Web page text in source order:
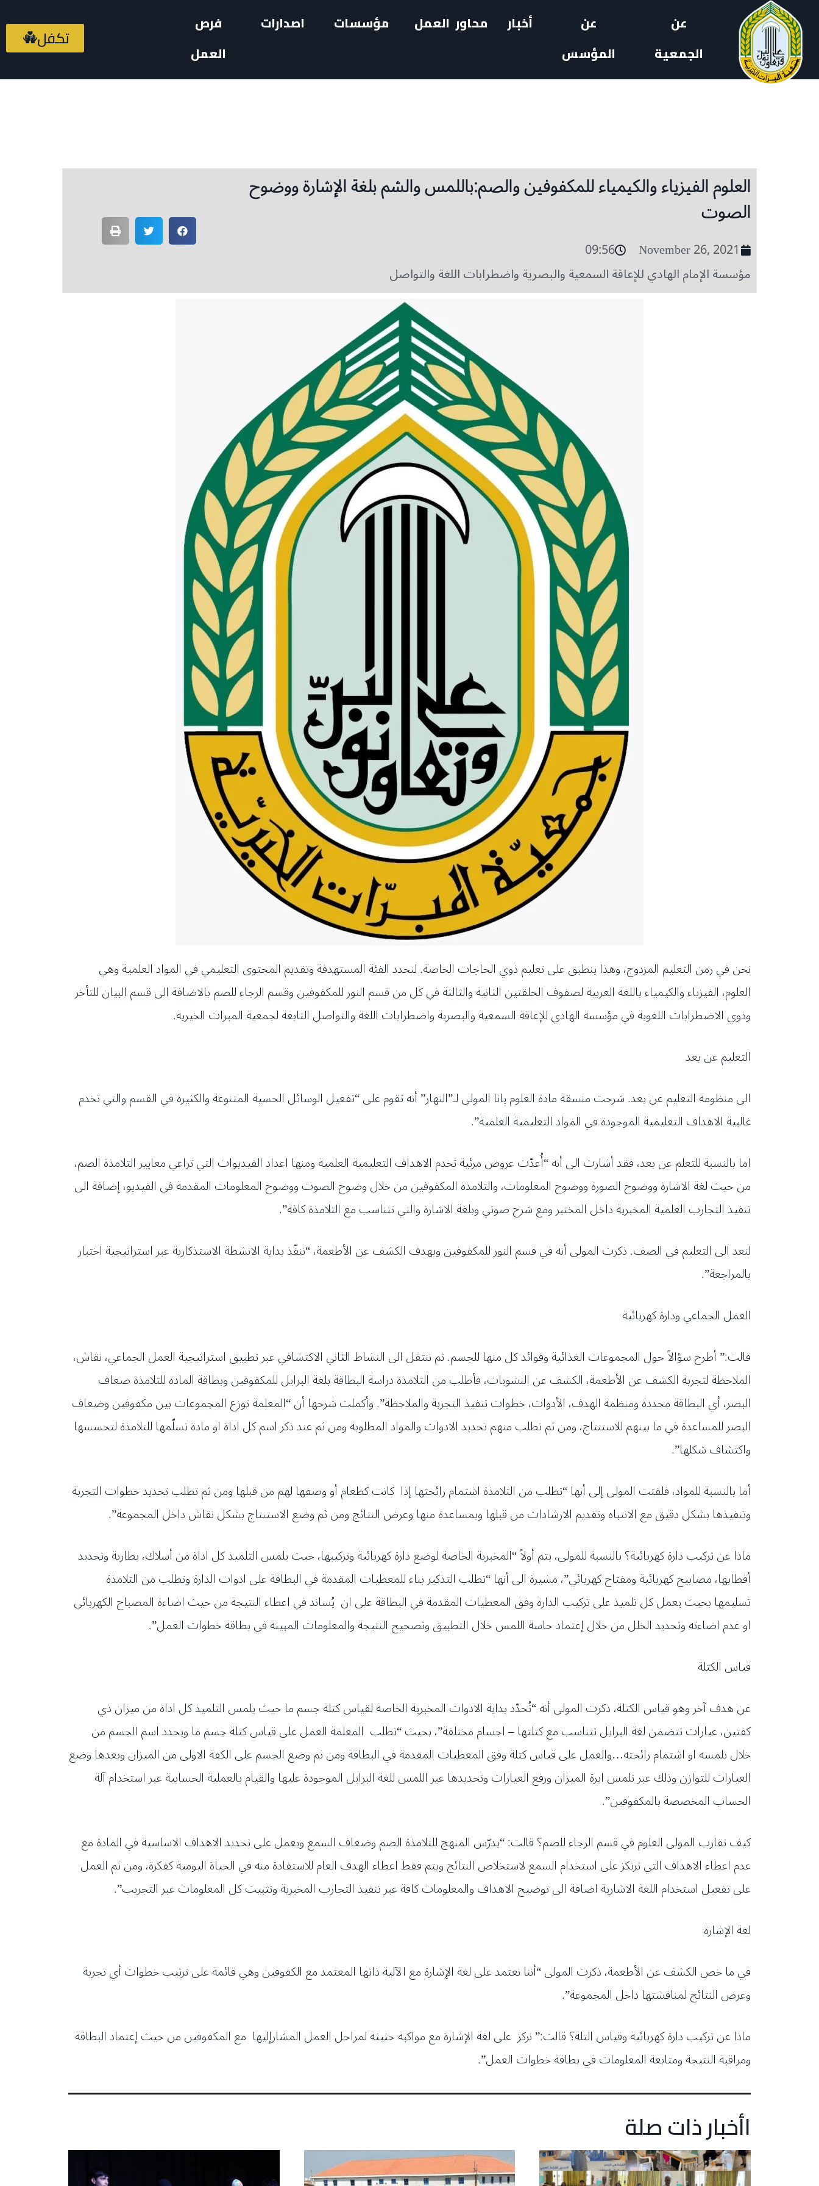
عن
الجمعية
عن
المؤسس
أخبار محاور العمل مؤسسات اصدارات
فرص
العمل
تكفل
العلوم الفيزياء والكيمياء للمكفوفين والصم:باللمس والشم بلغة الإشارة ووضوح
الصوت
November 26, 2021
09:56
مؤسسة الإمام الهادي للإعاقة السمعية والبصرية واضطرابات اللغة والتواصل
نحن في زمن التعليم المزدوج، وهذا ينطبق على تعليم ذوي الحاجات الخاصة. لنحدد الفئة المستهدفة وتقديم المحتوى التعليمي في المواد العلمية وهي
العلوم، الفيزياء والكيمياء باللغة العربية لصفوف الحلقتين الثانية والثالثة في كل من قسم النور للمكفوفين وقسم الرجاء للصم بالاضافة الى قسم البيان للتأخر
وذوي الاضطرابات اللغوية في مؤسسة الهادي للإعاقة السمعية والبصرية واضطرابات اللغة والتواصل التابعة لجمعية المبرات الخيرية.
التعليم عن بعد
الى منظومة التعليم عن بعد. شرحت منسقة مادة العلوم يانا المولى لـ”النهار” أنه تقوم على “تفعيل الوسائل الحسية المتنوعة والكثيرة في القسم والتي تخدم
غالبية الاهداف التعليمية الموجودة في المواد التعليمية العلمية”.
اما بالنسبة للتعلم عن بعد، فقد أشارت الى أنه “أُعدّت عروض مرئية تخدم الاهداف التعليمية العلمية ومنها اعداد الفيديوات التي تراعي معايير التلامذة الصم،
من حيث لغة الاشارة ووضوح الصورة ووضوح المعلومات، والتلامذة المكفوفين من خلال وضوح الصوت ووضوح المعلومات المقدمة في الفيديو، إضافة الى
تنفيذ التجارب العلمية المخبرية داخل المختبر ومع شرح صوتي وبلغة الاشارة والتي تتناسب مع التلامذة كافة”.
لنعد الى التعليم في الصف. ذكرت المولى أنه في قسم النور للمكفوفين وبهدف الكشف عن الأطعمة، “ننفّذ بداية الانشطة الاستذكارية عبر استراتيجية اختبار
بالمراجعة”.
العمل الجماعي ودارة كهربائية
قالت:” أطرح سؤالاً حول المجموعات الغذائية وفوائد كل منها للجسم. ثم ننتقل الى النشاط الثاني الاكتشافي عبر تطبيق استراتيجية العمل الجماعي، نقاش،
الملاحظة لتجربة الكشف عن الأطعمة، الكشف عن النشويات، فأطلب من التلامذة دراسة البطاقة بلغة البرايل للمكفوفين وبطاقة المادة للتلامذة ضعاف
البصر، أي البطاقة محددة ومنظمة الهدف، الأدوات، خطوات تنفيذ التجربة والملاحظة”. وأكملت شرحها أن “المعلمة توزع المجموعات بين مكفوفين وضعاف
البصر للمساعدة في ما بينهم للاستنتاج، ومن ثم تطلب منهم تحديد الادوات والمواد المطلوبة ومن ثم عند ذكر اسم كل اداة او مادة تسلّمها للتلامذة لتحسسها
واكتشاف شكلها”.
أما بالنسبة للمواد، فلفتت المولى إلى أنها “تطلب من التلامذة اشتمام رائحتها إذا كانت كطعام أو وصفها لهم من قبلها ومن ثم تطلب تحديد خطوات التجربة
وتنفيذها بشكل دقيق مع الانتباه وتقديم الارشادات من قبلها وبمساعدة منها وعرض النتائج ومن ثم وضع الاستنتاج بشكل نقاش داخل المجموعة”.
ماذا عن تركيب دارة كهربائية؟ بالنسبة للمولى، يتم أولاً “المخبرية الخاصة لوضع دارة كهربائية وتركيبها، حيث يلمس التلميذ كل اداة من أسلاك، بطارية وتحديد
أقطابها، مصابيح كهربائية ومفتاح كهربائي”، مشيرة الى أنها “تطلب التذكير بناء للمعطيات المقدمة في البطاقة على ادوات الدارة وتطلب من التلامذة
تسليمها بحيث يعمل كل تلميذ على تركيب الدارة وفق المعطيات المقدمة في البطاقة على ان يُساند في اعطاء النتيجة من حيث اضاءة المصباح الكهربائي
او عدم اضاءته وتحديد الخلل من خلال إعتماد حاسة اللمس خلال التطبيق وتصحيح النتيجة والمعلومات المبينة في بطاقة خطوات العمل”.
قياس الكتلة
عن هدف آخر وهو قياس الكتلة، ذكرت المولى أنه “تُحدّد بداية الادوات المخبرية الخاصة لقياس كتلة جسم ما حيث يلمس التلميذ كل اداة من ميزان ذي
كفتين، عيارات تتضمن لغة البرايل تتناسب مع كتلتها – اجسام مختلفة”، بحيث “تطلب المعلمة العمل على قياس كتلة جسم ما ويحدد اسم الجسم من
خلال تلمسه او اشتمام رائحته…والعمل على قياس كتلة وفق المعطيات المقدمة في البطاقة ومن ثم وضع الجسم على الكفة الاولى من الميزان وبعدها وضع
العيارات للتوازن وذلك عبر تلمس ابرة الميزان ورفع العيارات وتحديدها عبر اللمس للغة البرايل الموجودة عليها والقيام بالعملية الحسابية عبر استخدام آلة
الحساب المخصصة بالمكفوفين”.
كيف تقارب المولى العلوم في قسم الرجاء للصم؟ قالت: “يدرّس المنهج للتلامذة الصم وضعاف السمع ويعمل على تحديد الاهداف الاساسية في المادة مع
عدم اعطاء الاهداف التي ترتكز على استخدام السمع لاستخلاص النتائج ويتم فقط اعطاء الهدف العام للاستفادة منه في الحياة اليومية كفكرة، ومن ثم العمل
على تفعيل استخدام اللغة الاشارية اضافة الى توضيح الاهداف والمعلومات كافة عبر تنفيذ التجارب المخبرية وتثبيت كل المعلومات عبر التجريب”.
لغة الإشارة
في ما خص الكشف عن الأطعمة، ذكرت المولى “أننا نعتمد على لغة الإشارة مع الآلية ذاتها المعتمد مع الكفوفين وهي قائمة على ترتيب خطوات أي تجربة
وعرض النتائج لمناقشتها داخل المجموعة”.
ماذا عن تركيب دارة كهربائية وقياس التلة؟ قالت:” نركز على لغة الإشارة مع مواكبة حثيثة لمراحل العمل المشارإليها مع المكفوفين من حيث إعتماد البطاقة
ومراقبة النتيجة ومتابعة المعلومات في بطاقة خطوات العمل”.
اأخبار ذات صلة